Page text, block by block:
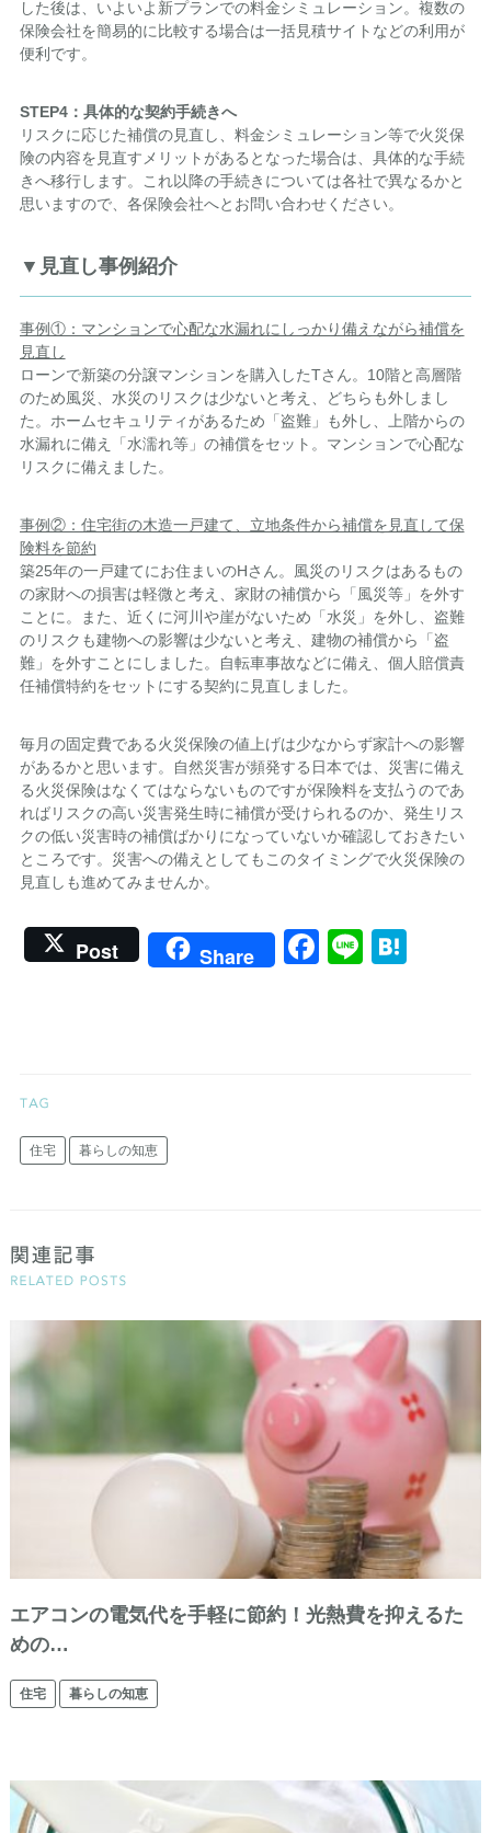
した後は、いよいよ新プランでの料金シミュレーション。複数の
保険会社を簡易的に比較する場合は一括見積サイトなどの利用が
便利です。
STEP4：具体的な契約手続きへ
リスクに応じた補償の見直し、料金シミュレーション等で火災保
険の内容を見直すメリットがあるとなった場合は、具体的な手続
きへ移行します。これ以降の手続きについては各社で異なるかと
思いますので、各保険会社へとお問い合わせください。
▼見直し事例紹介
事例①：マンションで心配な水漏れにしっかり備えながら補償を
見直し
ローンで新築の分譲マンションを購入したTさん。10階と高層階
のため風災、水災のリスクは少ないと考え、どちらも外しまし
た。ホームセキュリティがあるため「盗難」も外し、上階からの
水漏れに備え「水濡れ等」の補償をセット。マンションで心配な
リスクに備えました。
事例②：住宅街の木造一戸建て、立地条件から補償を見直して保
険料を節約
築25年の一戸建てにお住まいのHさん。風災のリスクはあるもの
の家財への損害は軽微と考え、家財の補償から「風災等」を外す
ことに。また、近くに河川や崖がないため「水災」を外し、盗難
のリスクも建物への影響は少ないと考え、建物の補償から「盗
難」を外すことにしました。自転車事故などに備え、個人賠償責
任補償特約をセットにする契約に見直しました。
毎月の固定費である火災保険の値上げは少なからず家計への影響
があるかと思います。自然災害が頻発する日本では、災害に備え
る火災保険はなくてはならないものですが保険料を支払うのであ
ればリスクの高い災害発生時に補償が受けられるのか、発生リス
クの低い災害時の補償ばかりになっていないか確認しておきたい
ところです。災害への備えとしてもこのタイミングで火災保険の
見直しも進めてみませんか。
Post Share Facebook
Line
住宅 暮らしの知恵
エアコンの電気代を手軽に節約！光熱費を抑えるた
めの…
住宅 暮らしの知恵